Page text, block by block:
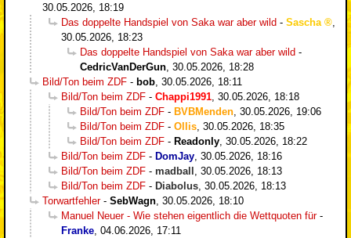
30.05.2026, 18:19
Das doppelte Handspiel von Saka war aber wild - Sascha
30.05.2026, 18:23
Das doppelte Handspiel von Saka war aber wild -
CedricVanDerGun 30.05.2026, 18:28
Bild/Ton beim ZDF - bob 30.05.2026, 18:11
Bild/Ton beim ZDF - Chappi1991 30.05.2026, 18:18
Bild/Ton beim ZDF - BVBMenden 30.05.2026, 19:06
Bild/Ton beim ZDF - Ollis 30.05.2026, 18:35
Bild/Ton beim ZDF - Readonly 30.05.2026, 18:22
Bild/Ton beim ZDF - DomJay 30.05.2026, 18:16
Bild/Ton beim ZDF - madball
30.05.2026, 18:13
Bild/Ton beim ZDF - Diabolus 30.05.2026, 18:13
Torwartfehler- SebWagn 30.05.2026, 18:10
Manuel Neuer - Wie stehen eigentlich die Wettquoten für-
Franke 04.06.2026, 17:11